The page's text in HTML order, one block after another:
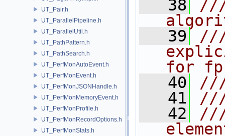
UT_Pair.h
UT_ParallelPipeline.h
UT_ParallelUtil.h
UT_PathPattern.h
UT_PathSearch.h
UT_PerfMonAutoEvent.h
UT_PerfMonEvent.h
UT_PerfMonJSONHandle.h
UT_PerfMonMemoryEvent.h
UT_PerfMonProfile.h
UT_PerfMonRecordOptions.h
UT_PerfMonStats.h
   38
///
   39
///
for
   40
///
   41
   42
///